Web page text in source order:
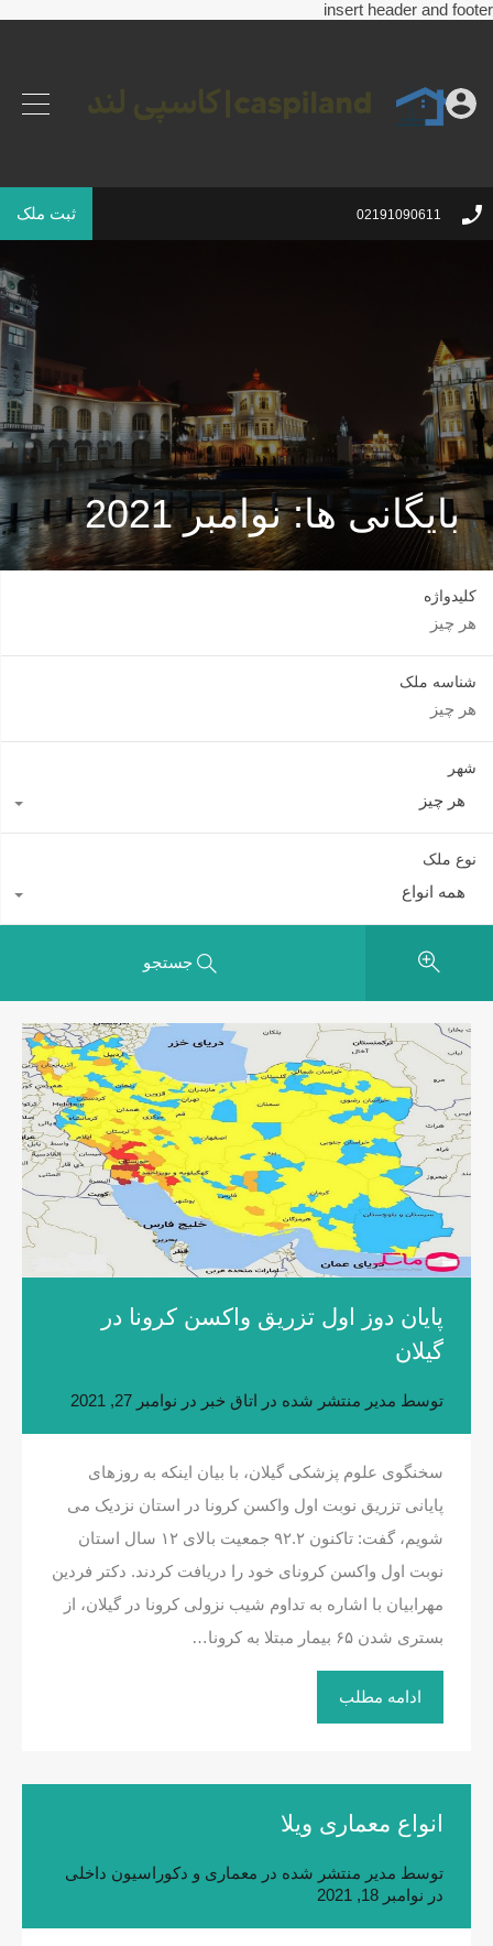
insert header and footer
02191090611 ثبت ملک
بایگانی ها: نوامبر 2021
کلیدواژه
شناسه ملک
شهر
هر چیز
نوع ملک
همه انواع
جستجو
پایان دوز اول تزریق واکسن کرونا در
گیلان
توسط مدیر منتشر شده در اتاق خبر در نوامبر 27, 2021
سخنگوی علوم پزشکی گیلان، با بیان اینکه به روزهای
پایانی تزریق نوبت اول واکسن کرونا در استان نزدیک می
شویم، گفت: تاکنون ۹۲.۲ جمعیت بالای ۱۲ سال استان
نوبت اول واکسن کرونای خود را دریافت کردند. دکتر فردین
مهرابیان با اشاره به تداوم شیب نزولی کرونا در گیلان، از
بستری شدن ۶۵ بیمار مبتلا به کرونا…
ادامه مطلب
انواع معماری ویلا
توسط مدیر منتشر شده در معماری و دکوراسیون داخلی
در نوامبر 18, 2021